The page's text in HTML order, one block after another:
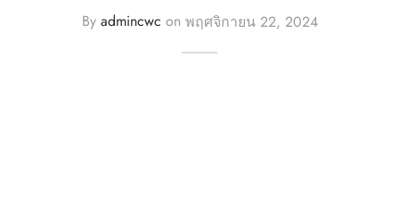
By admincwc on พฤศจิกายน 22, 2024